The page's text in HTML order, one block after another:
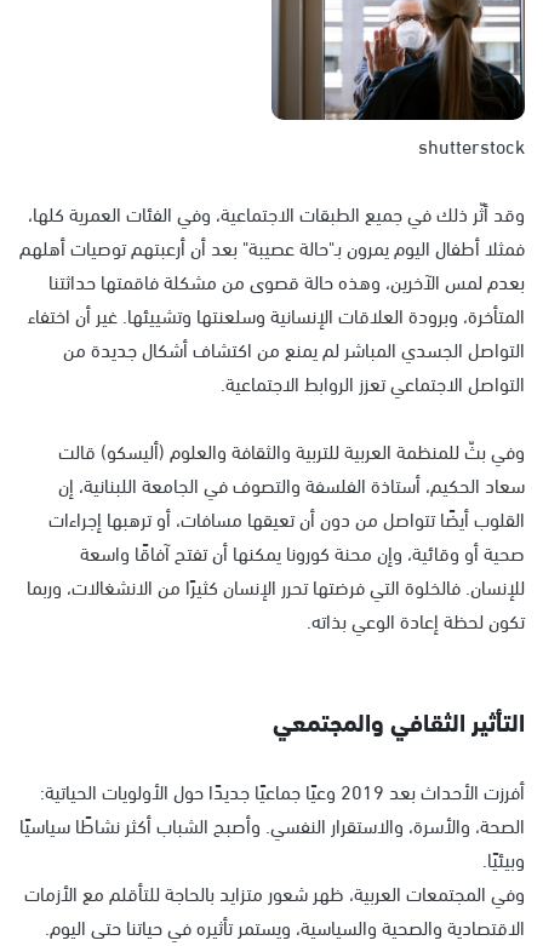
shutterstock
وقد أثّر ذلك في جميع الطبقات الاجتماعية، وفي الفئات العمرية كلها،
فمثلا أطفال اليوم يمرون بـ"حالة عصيبة" بعد أن أرعبتهم توصيات أهلهم
بعدم لمس الآخرين، وهذه حالة قصوى من مشكلة فاقمتها حداثتنا
المتأخرة، وبرودة العلاقات الإنسانية وسلعنتها وتشييئها. غير أن اختفاء
التواصل الجسدي المباشر لم يمنع من اكتشاف أشكال جديدة من
التواصل الاجتماعي تعزز الروابط الاجتماعية.
وفي بثّ للمنظمة العربية للتربية والثقافة والعلوم (أليسكو) قالت
سعاد الحكيم، أستاذة الفلسفة والتصوف في الجامعة اللبنانية، إن
القلوب أيضًا تتواصل من دون أن تعيقها مسافات، أو ترهبها إجراءات
صحية أو وقائية، وإن محنة كورونا يمكنها أن تفتح آفاقًا واسعة
للإنسان. فالخلوة التي فرضتها تحرر الإنسان كثيرًا من الانشغالات، وربما
تكون لحظة إعادة الوعي بذاته.
التأثير الثقافي والمجتمعي
أفرزت الأحداث بعد 2019 وعيًا جماعيًا جديدًا حول الأولويات الحياتية:
الصحة، والأسرة، والاستقرار النفسي. وأصبح الشباب أكثر نشاطًا سياسيًا
وبيئيًا.
وفي المجتمعات العربية، ظهر شعور متزايد بالحاجة للتأقلم مع الأزمات
الاقتصادية والصحية والسياسية، ويستمر تأثيره في حياتنا حتى اليوم.